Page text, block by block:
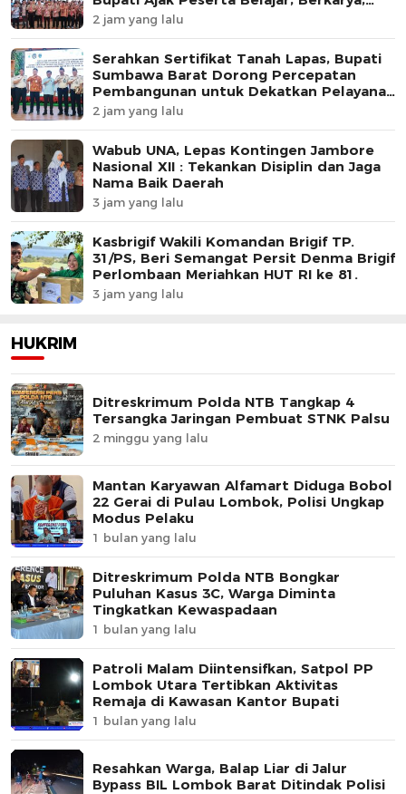
dan Harumkan Nama Daerah
2 jam yang lalu
Serahkan Sertifikat Tanah Lapas, Bupati
Sumbawa Barat Dorong Percepatan
Pembangunan untuk Dekatkan Pelayanan
Pemasyarakatan
2 jam yang lalu
Wabub UNA, Lepas Kontingen Jambore
Nasional XII : Tekankan Disiplin dan Jaga
Nama Baik Daerah
3 jam yang lalu
Kasbrigif Wakili Komandan Brigif TP.
31/PS, Beri Semangat Persit Denma Brigif
Perlombaan Meriahkan HUT RI ke 81.
3 jam yang lalu
HUKRIM
Ditreskrimum Polda NTB Tangkap 4
Tersangka Jaringan Pembuat STNK Palsu
2 minggu yang lalu
Mantan Karyawan Alfamart Diduga Bobol
22 Gerai di Pulau Lombok, Polisi Ungkap
Modus Pelaku
1 bulan yang lalu
Ditreskrimum Polda NTB Bongkar
Puluhan Kasus 3C, Warga Diminta
Tingkatkan Kewaspadaan
1 bulan yang lalu
Patroli Malam Diintensifkan, Satpol PP
Lombok Utara Tertibkan Aktivitas
Remaja di Kawasan Kantor Bupati
1 bulan yang lalu
Resahkan Warga, Balap Liar di Jalur
Bypass BIL Lombok Barat Ditindak Polisi